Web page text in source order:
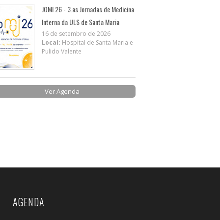
JOMI 26 - 3.as Jornadas de Medicina
Interna da ULS de Santa Maria
16 de setembro de 2026
Local: Hospital de Santa Maria e
Pulido Valente
Ver Agenda
AGENDA